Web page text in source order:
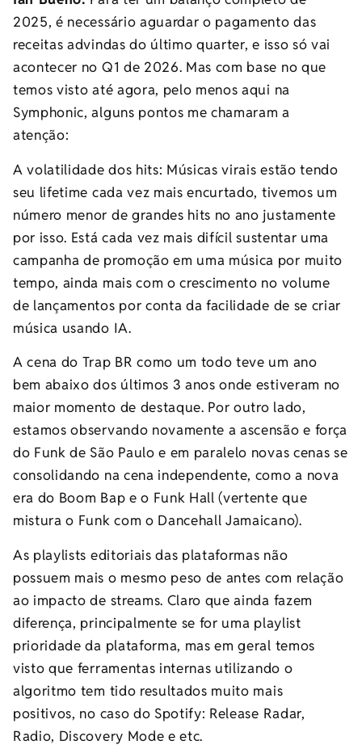
2025, é necessário aguardar o pagamento das
receitas advindas do último quarter, e isso só vai
acontecer no Q1 de 2026. Mas com base no que
temos visto até agora, pelo menos aqui na
Symphonic, alguns pontos me chamaram a
atenção:
A volatilidade dos hits: Músicas virais estão tendo
seu lifetime cada vez mais encurtado, tivemos um
número menor de grandes hits no ano justamente
por isso. Está cada vez mais difícil sustentar uma
campanha de promoção em uma música por muito
tempo, ainda mais com o crescimento no volume
de lançamentos por conta da facilidade de se criar
música usando IA.
A cena do Trap BR como um todo teve um ano
bem abaixo dos últimos 3 anos onde estiveram no
maior momento de destaque. Por outro lado,
estamos observando novamente a ascensão e força
do Funk de São Paulo e em paralelo novas cenas se
consolidando na cena independente, como a nova
era do Boom Bap e o Funk Hall (vertente que
mistura o Funk com o Dancehall Jamaicano).
As playlists editoriais das plataformas não
possuem mais o mesmo peso de antes com relação
ao impacto de streams. Claro que ainda fazem
diferença, principalmente se for uma playlist
prioridade da plataforma, mas em geral temos
visto que ferramentas internas utilizando o
algoritmo tem tido resultados muito mais
positivos, no caso do Spotify: Release Radar,
Radio, Discovery Mode e etc.